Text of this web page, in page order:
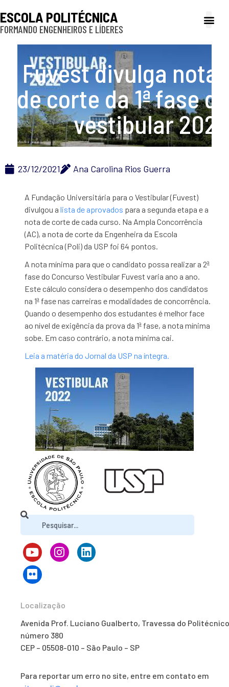
ESCOLA POLITÉCNICA
FORMANDO ENGENHEIROS E LÍDERES
Fuvest divulga notas
de corte da 1ª fase do
vestibular 2022
23/12/2021 Ana Carolina Rios Guerra
A Fundação Universitária para o Vestibular (Fuvest)
divulgou alista de aprovados para a segunda etapa e a
nota de corte de cada curso. Na Ampla Concorrência
(AC), a nota de corte da Engenheira da Escola
Politécnica (Poli) da USP foi 64 pontos.
A nota mínima para que o candidato possa realizar a 2ª
fase do Concurso Vestibular Fuvest varia ano a ano.
Este cálculo considera o desempenho dos candidatos
na 1ª fase nas carreiras e modalidades de concorrência.
Quando o desempenho dos estudantes é melhor face
ao nível de exigência da prova da 1ª fase, a nota mínima
sobe. Em caso contrário, a nota mínima cai.
Leia a matéria do Jornal da USP na íntegra.
Localização
Avenida Prof. Luciano Gualberto, Travessa do
número 380
CEP – 05508-010 – São Paulo – SP
Para reportar um erro no site, entre em contato em